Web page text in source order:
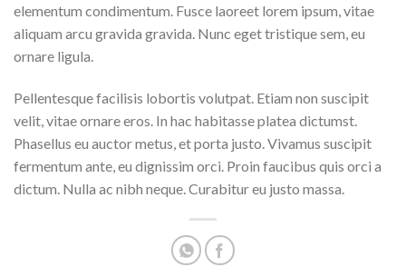
elementum condimentum. Fusce laoreet lorem ipsum, vitae
aliquam arcu gravida gravida. Nunc eget tristique sem, eu
ornare ligula.
Pellentesque facilisis lobortis volutpat. Etiam non suscipit
velit, vitae ornare eros. In hac habitasse platea dictumst.
Phasellus eu auctor metus, et porta justo. Vivamus suscipit
fermentum ante, eu dignissim orci. Proin faucibus quis orci a
dictum. Nulla ac nibh neque. Curabitur eu justo massa.